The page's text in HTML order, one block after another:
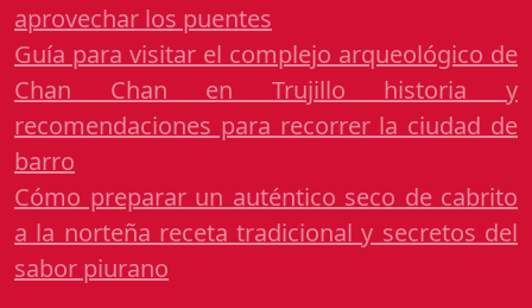
aprovechar los puentes
Guía para visitar el complejo arqueológico de
Chan Chan en Trujillo historia y
recomendaciones para recorrer la ciudad de
barro
Cómo preparar un auténtico seco de cabrito
a la norteña receta tradicional y secretos del
sabor piurano